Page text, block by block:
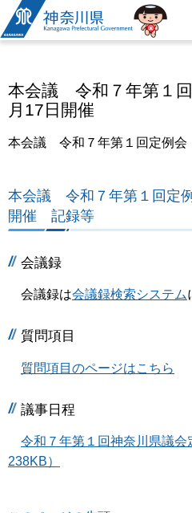
神奈川県
本会議 令和７年第１
月17日開催
本会議 令和７年第１回定例会
本会議 令和７年第１回定
開催 記録等
会議録
会議録は会議録検索システム
質問項目
質問項目のページはこちら
議事日程
令和７年第１回神奈川県議会
238KB）